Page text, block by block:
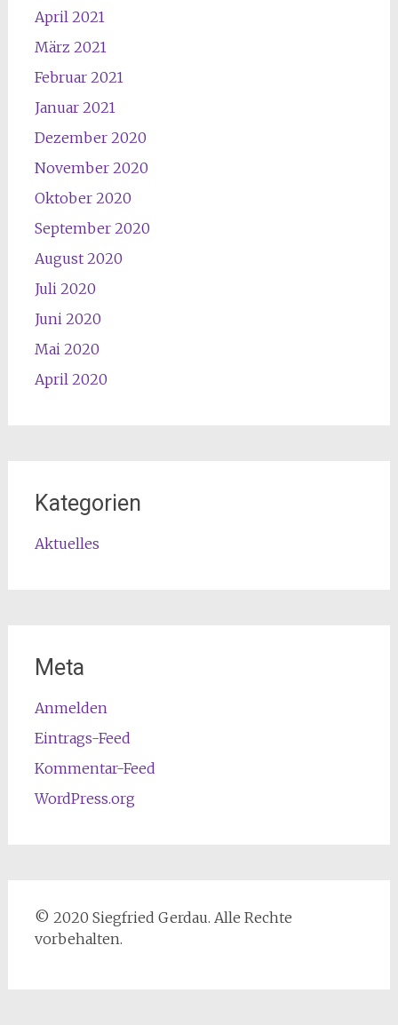
April 2021
März 2021
Februar 2021
Januar 2021
Dezember 2020
November 2020
Oktober 2020
September 2020
August 2020
Juli 2020
Juni 2020
Mai 2020
April 2020
Kategorien
Aktuelles
Meta
Anmelden
Eintrags-Feed
Kommentar-Feed
WordPress.org
© 2020 Siegfried Gerdau. Alle Rechte
vorbehalten.